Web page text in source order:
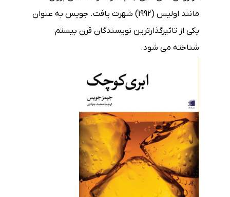
مانند اولیس (1992) شهرت یافت. جویس به عنوان
یکی از تاثیرگذارترین نویسندگان قرن بیستم
شناخته می شود.